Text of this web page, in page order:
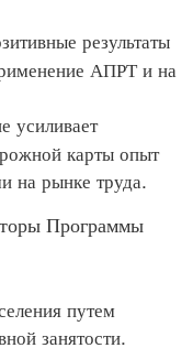
результаты
АПРТ и на
карты опыт
на рынке труда.
Программы
путем
занятости.